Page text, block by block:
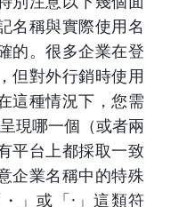
名稱與實際使用名
的。很多企業在登
但對外行銷時使用
這種情況下，您需
現哪一個（或者兩
平台上都採取一致
企業名稱中的特殊
」或「·」這類符